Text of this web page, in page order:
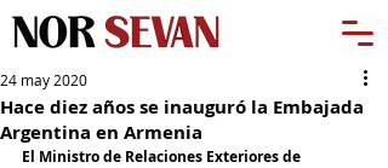
Hace diez años se inauguró la Embajada
Argentina en Armenia
24 may 2020
El Ministro de Relaciones Exteriores de